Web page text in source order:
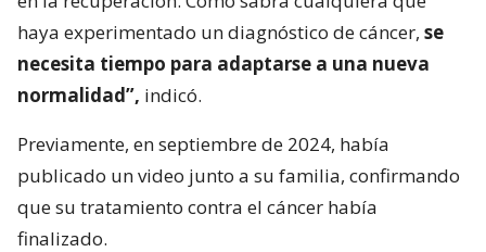
haya experimentado un diagnóstico de cáncer, se
necesita tiempo para adaptarse a una nueva
normalidad”, indicó.
Previamente, en septiembre de 2024, había
publicado un video junto a su familia, confirmando
que su tratamiento contra el cáncer había
finalizado.